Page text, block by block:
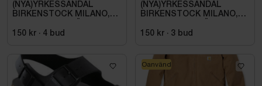
(NYA)YRKESSANDAL
BIRKENSTOCK MILANO,
SVART. STL 42
150 kr · 4 bud
(NYA)YRKESSANDAL
BIRKENSTOCK MILANO,
SVART. STL 42
150 kr · 3 bud
Oanvänd